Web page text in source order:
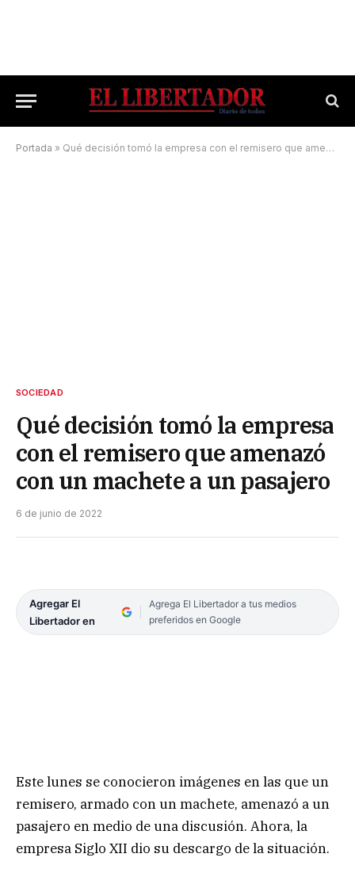
Portada » Qué decisión tomó la empresa con el remisero que amenazó con un machete a un pasajero
SOCIEDAD
Qué decisión tomó la empresa
con el remisero que amenazó
con un machete a un pasajero
6 de junio de 2022
Agregar El
Libertador en
Agrega El Libertador a tus medios
preferidos en Google
Este lunes se conocieron imágenes en las que un
remisero, armado con un machete, amenazó a un
pasajero en medio de una discusión. Ahora, la
empresa Siglo XII dio su descargo de la situación.